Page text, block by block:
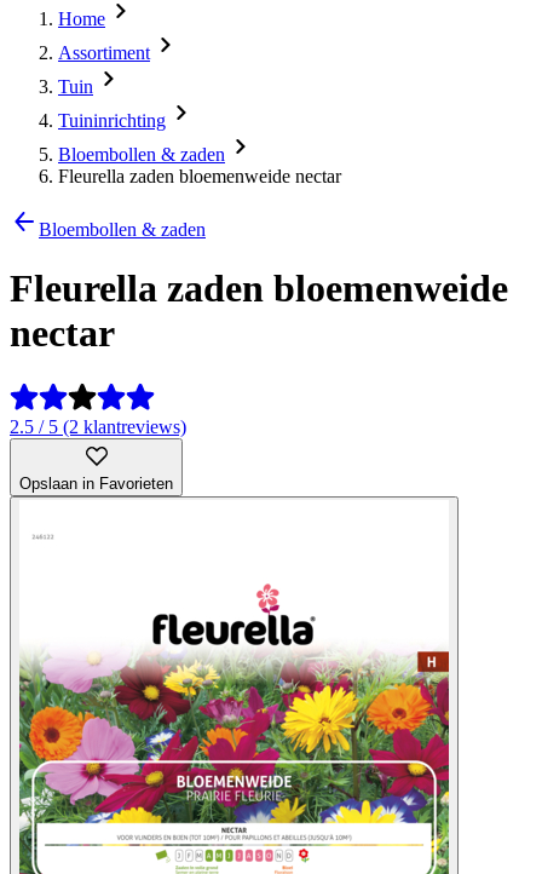
Home
Assortiment
Tuin
Tuininrichting
Bloembollen & zaden
Fleurella zaden bloemenweide nectar
Bloembollen & zaden
Fleurella zaden bloemenweide
nectar
2.5 / 5 (2 klantreviews)
Opslaan in Favorieten